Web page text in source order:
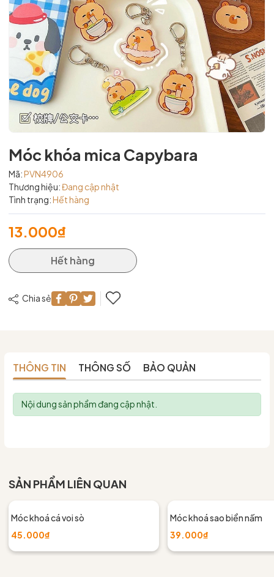
Móc khóa mica Capybara
Mã:PVN4906
Thương hiệu:Đang cập nhật
Tình trạng:Hết hàng
13.000₫
Hết hàng
Chia sẻ
THÔNG TIN THÔNG SỐ BẢO QUẢN
Nội dung sản phẩm đang cập nhật.
SẢN PHẨM LIÊN QUAN
Móc khoá cá voi sò
45.000₫
Móc khoá sao biển nấm
39.000₫